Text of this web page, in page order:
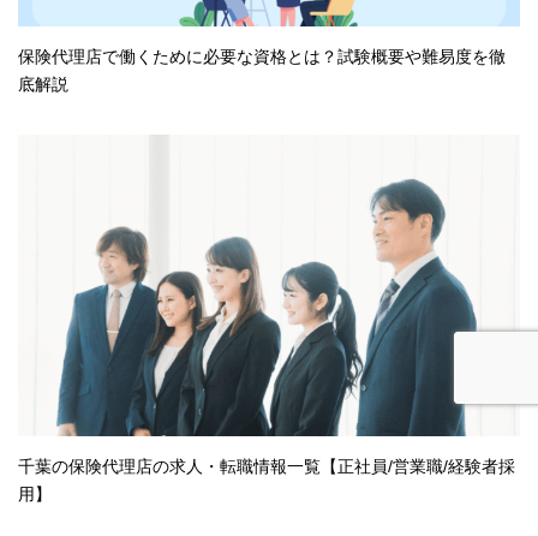
保険代理店で働くために必要な資格とは？試験概要や難易度を徹
底解説
千葉の保険代理店の求人・転職情報一覧【正社員/営業職/経験者採
用】